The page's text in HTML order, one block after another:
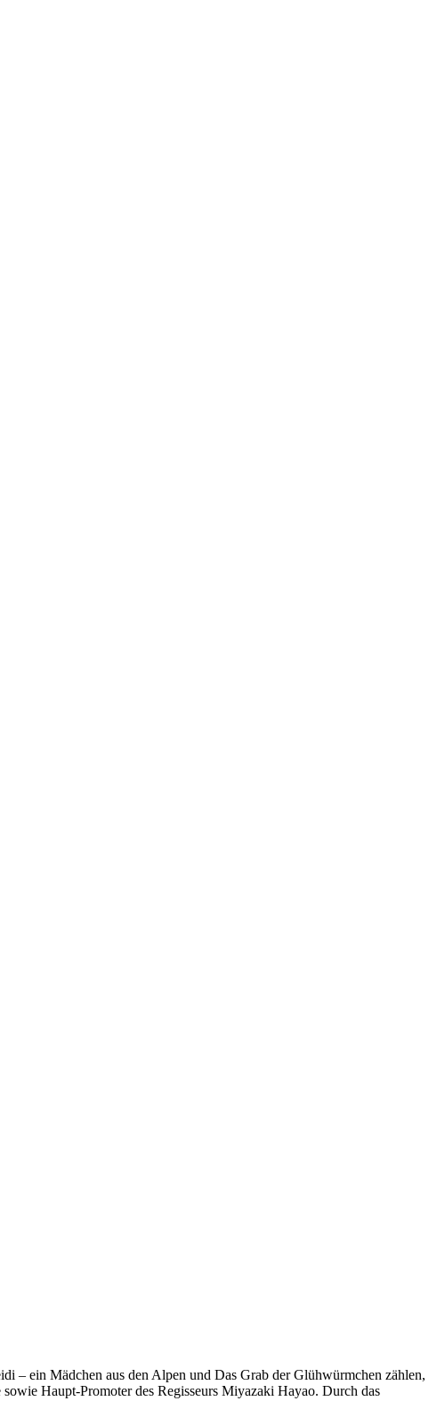
– ein Mädchen aus den Alpen und Das Grab der Glühwürmchen zählen,
Haupt-Promoter des Regisseurs Miyazaki Hayao. Durch das